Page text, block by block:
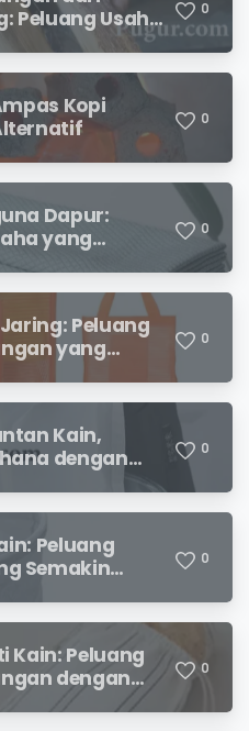
Peluang Usaha
0
Kopi
0
Dapur:
yang
Pemula
0
Peluang
yang
0
Kain,
dengan
Meningkat
0
Peluang
Semakin
0
Kain: Peluang
dengan
0